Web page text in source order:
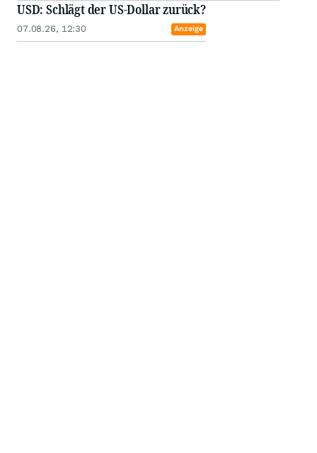
USD: Schlägt der US-Dollar zurück?
07.08.26, 12:30 Anzeige